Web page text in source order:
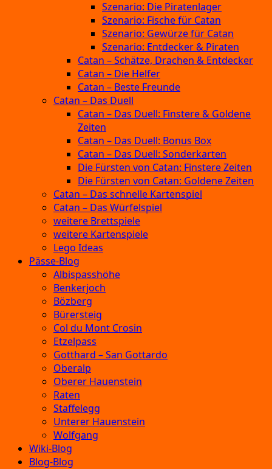
Szenario: Die Piratenlager
Szenario: Fische für Catan
Szenario: Gewürze für Catan
Szenario: Entdecker & Piraten
Catan – Schätze, Drachen & Entdecker
Catan – Die Helfer
Catan – Beste Freunde
Catan – Das Duell
Catan – Das Duell: Finstere & Goldene
Zeiten
Catan – Das Duell: Bonus Box
Catan – Das Duell: Sonderkarten
Die Fürsten von Catan: Finstere Zeiten
Die Fürsten von Catan: Goldene Zeiten
Catan – Das schnelle Kartenspiel
Catan – Das Würfelspiel
weitere Brettspiele
weitere Kartenspiele
Lego Ideas
Pässe-Blog
Albispasshöhe
Benkerjoch
Bözberg
Bürersteig
Col du Mont Crosin
Etzelpass
Gotthard – San Gottardo
Oberalp
Oberer Hauenstein
Raten
Staffelegg
Unterer Hauenstein
Wolfgang
Wiki-Blog
Blog-Blog